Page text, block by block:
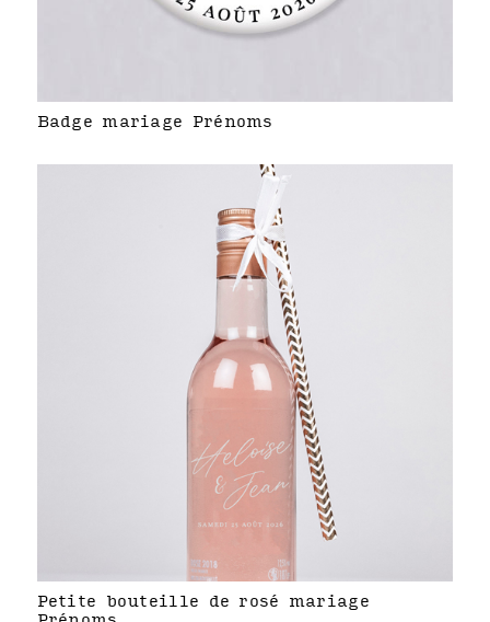
Badge mariage Prénoms
Petite bouteille de rosé mariage